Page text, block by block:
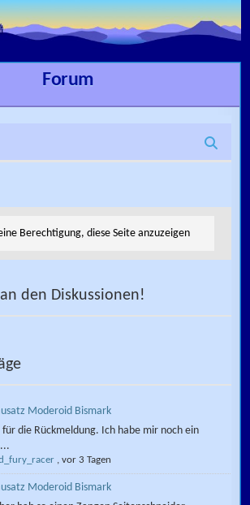
Forum
Berechtigung, diese Seite anzuzeigen
den Diskussionen!
Moderoid Bismark
für die Rückmeldung. Ich habe mir noch ein
,vor 3 Tagen
Moderoid Bismark